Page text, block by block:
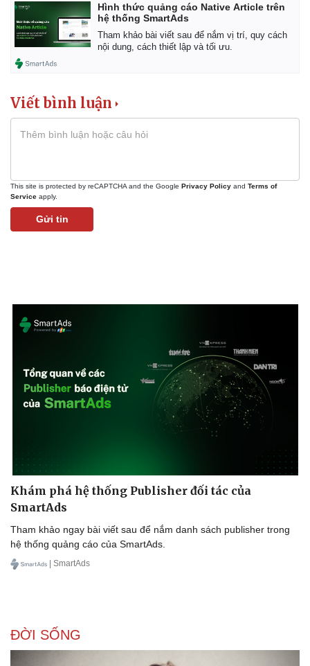
Pháp luật
Tin nóng
Quân sự - Quốc phòng
Hình thức quảng cáo Native Article trên
hệ thống SmartAds
Tham khảo bài viết sau để nắm vị trí, quy cách
nội dung, cách thiết lập và tối ưu.
Viết bình luận
This site is protected by reCAPTCHA and the Google Privacy Policy and Terms of
Service apply.
Gửi tin
Khám phá hệ thống Publisher đối tác của
SmartAds
Tham khảo ngay bài viết sau để nắm danh sách publisher trong
hệ thống quảng cáo của SmartAds.
| SmartAds
ĐỜI SỐNG